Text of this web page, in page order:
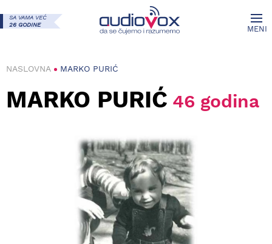
SA VAMA VEĆ
26 GODINE
MENI
NASLOVNA MARKO PURIĆ
MARKO PURIĆ 46 godina